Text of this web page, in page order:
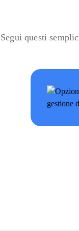
Segui questi